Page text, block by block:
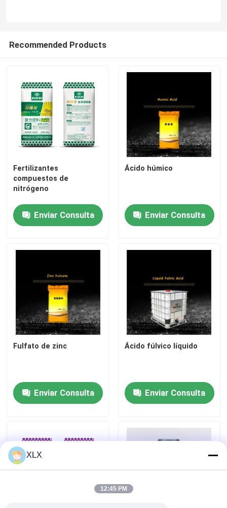
Los plásticos POM
DMF
Ácido húmico
Recommended Products
Fertilizantes
compuestos de
nitrógeno
Enviar Consulta
Ácido húmico
Enviar Consulta
Fulfato de zinc
Enviar Consulta
Ácido fúlvico líquido
Enviar Consulta
XLX
12:45 PM